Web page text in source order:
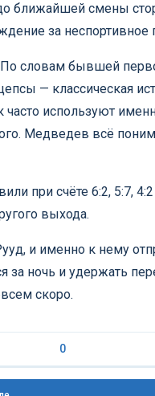
ближайшей смены
за неспортивное
По словам бывшей
— классическая
часто используют
Медведев всё
при счёте 6:2, 5:7,
выхода.
и именно к нему
за ночь и удержать
скоро.
0